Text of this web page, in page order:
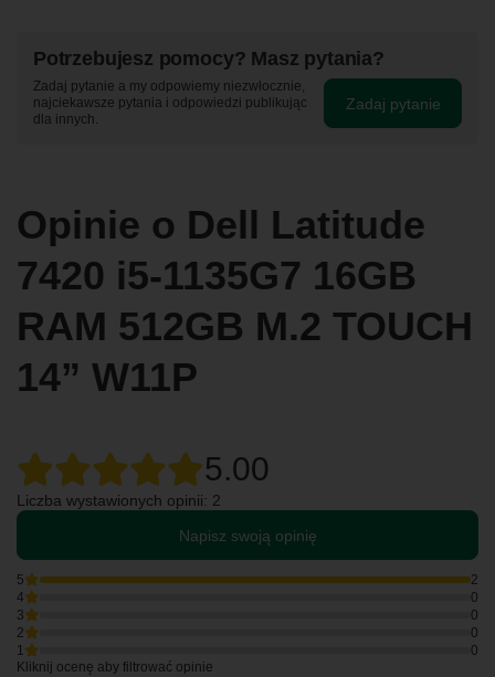
Potrzebujesz pomocy? Masz pytania?
Zadaj pytanie a my odpowiemy niezwłocznie,
najciekawsze pytania i odpowiedzi publikując
dla innych.
Zadaj pytanie
Opinie o Dell Latitude
7420 i5-1135G7 16GB
RAM 512GB M.2 TOUCH
14” W11P
5.00
Liczba wystawionych opinii: 2
Napisz swoją opinię
5
2
4
0
3
0
2
0
1
0
Kliknij ocenę aby filtrować opinie